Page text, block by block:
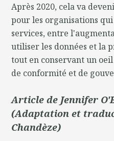
Après 2020, cela va
pour les organisations
services, entre
utiliser les données et la
tout en conservant un
de conformité et de
Article de Jennifer
(Adaptation et
Chandèze)